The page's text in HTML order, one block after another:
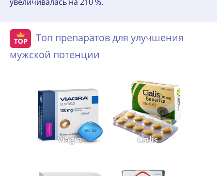
Топ препаратов для улучшения
мужской потенции
Viagra Cialis